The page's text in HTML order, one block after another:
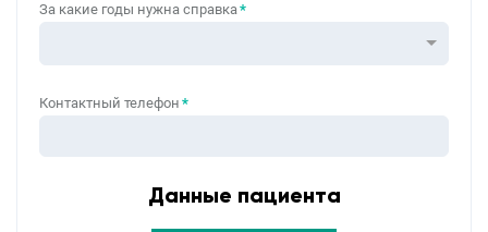
За какие годы нужна справка*
Контактный телефон *
Данные пациента